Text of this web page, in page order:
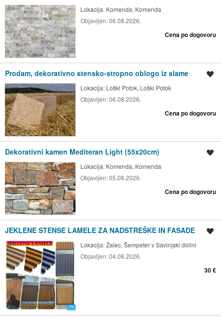
Lokacija: Komenda, Komenda
Objavljen:06.08.2026.
Cena po dogovoru
Prodam, dekorativno stensko-stropno oblogo iz slame
Lokacija: Loški Potok, Loški Potok
Objavljen:06.08.2026.
Cena po dogovoru
Dekorativni kamen Mediteran Light (55x20cm)
Lokacija: Komenda, Komenda
Objavljen:05.08.2026.
Cena po dogovoru
JEKLENE STENSE LAMELE ZA NADSTREŠKE IN FASADE
Lokacija:Žalec, Šempeter v Savinjski dolini
Objavljen:04.08.2026.
30 €